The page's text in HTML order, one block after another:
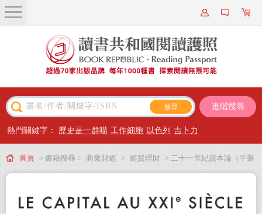
關於我們
近期新書
主題閱讀
出版專區
會員專屬
會員儲值方案
進階搜尋
熱門關鍵字： 歷史是一群喵 工作細胞 以色列 吉卜力
首頁 > 書籍搜尋 > 商業財經 > 經貿理財 > 二十一世紀資本論（平裝